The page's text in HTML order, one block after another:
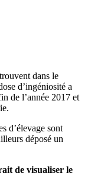
dans le
d’ingéniosité a
de l’année 2017 et
d’élevage sont
déposé un
de visualiser le